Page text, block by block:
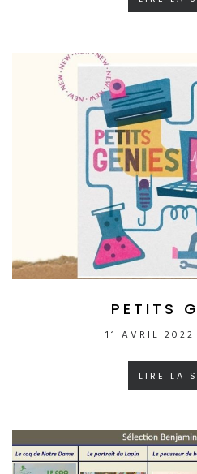
PETITS
11 AVRIL 2022
LIRE LA